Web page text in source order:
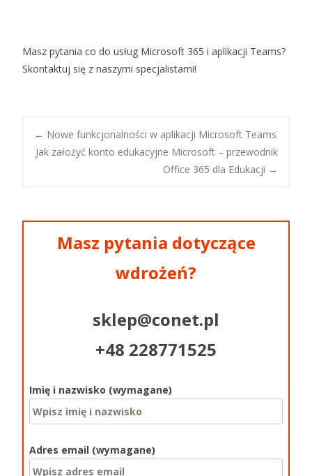
Masz pytania co do usług Microsoft 365 i aplikacji Teams?
Skontaktuj się z naszymi specjalistami!
Post navigation
← Nowe funkcjonalności w aplikacji Microsoft Teams
Jak założyć konto edukacyjne Microsoft – przewodnik
Office 365 dla Edukacji →
Masz pytania dotyczące
wdrożeń?
sklep@conet.pl
+48 228771525
Imię i nazwisko (wymagane)
Adres email (wymagane)